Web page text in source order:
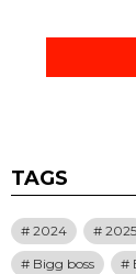
TAGS
2024 2025
Bigg boss